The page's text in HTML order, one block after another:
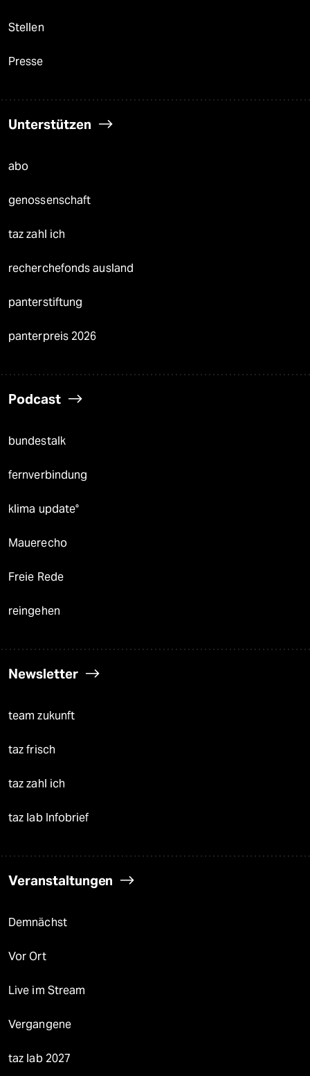
Stellen
Presse
Unterstützen
abo
genossenschaft
taz zahl ich
recherchefonds ausland
panterstiftung
panterpreis 2026
Podcast
bundestalk
fernverbindung
klima update°
Mauerecho
Freie Rede
reingehen
Newsletter
team zukunft
taz frisch
taz zahl ich
taz lab Infobrief
Veranstaltungen
Demnächst
Vor Ort
Live im Stream
Vergangene
taz lab 2027